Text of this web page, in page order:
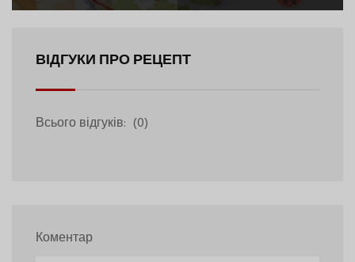
ВІДГУКИ ПРО РЕЦЕПТ
Всього відгуків: (0)
Коментар